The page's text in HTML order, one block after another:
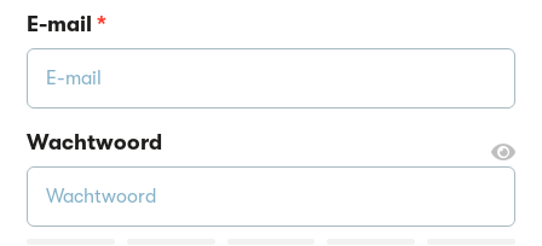
E-mail*
Wachtwoord